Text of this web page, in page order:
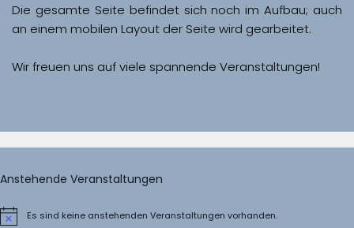
Die gesamte Seite befindet sich noch im Aufbau; auch
Wir freuen uns auf viele spannende Veranstaltungen!
Anstehende Veranstaltungen
HinweisEs sind keine anstehenden Veranstaltungen vorhanden.